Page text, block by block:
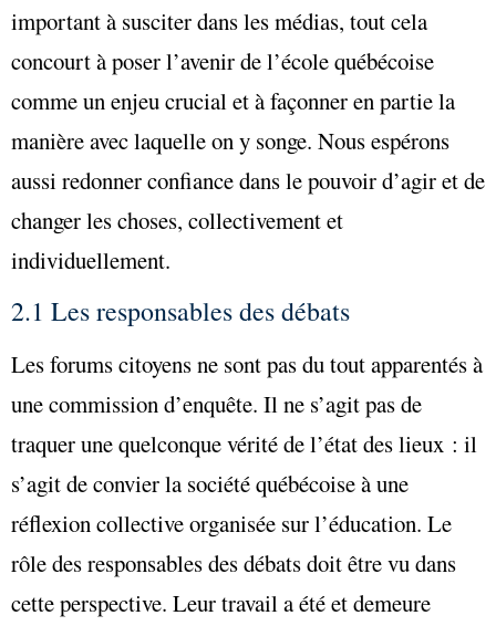
important à susciter dans les médias, tout cela
concourt à poser l’avenir de l’école québécoise
comme un enjeu crucial et à façonner en partie la
manière avec laquelle on y songe. Nous espérons
aussi redonner confiance dans le pouvoir d’agir et de
changer les choses, collectivement et
individuellement.
2.1 Les responsables des débats
Les forums citoyens ne sont pas du tout apparentés à
une commission d’enquête. Il ne s’agit pas de
traquer une quelconque vérité de l’état des lieux : il
s’agit de convier la société québécoise à une
réflexion collective organisée sur l’éducation. Le
rôle des responsables des débats doit être vu dans
cette perspective. Leur travail a été et demeure